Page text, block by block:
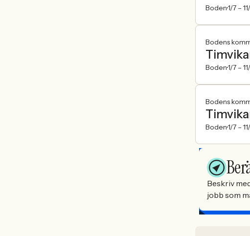
Boden1/7 –
Bodens
Boden1/7 –
Bodens
Boden1/7 –
Beskriv
jobb som